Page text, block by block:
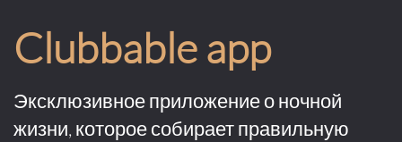
Clubbable app
Эксклюзивное приложение о ночной
жизни, которое собирает правильную